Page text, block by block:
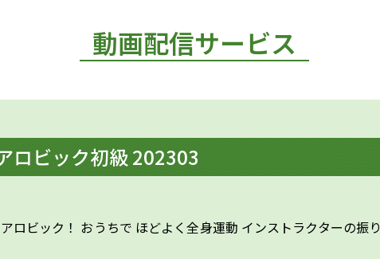
動画配信サービス
ロビック初級 202303
ロビック！ おうちで ほどよく全身運動 インストラクターの振り